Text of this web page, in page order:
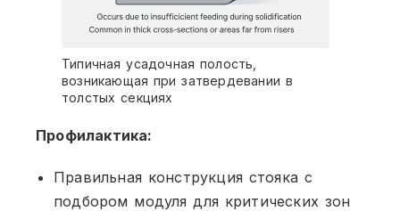
Типичная усадочная полость,
возникающая при затвердевании в
толстых секциях
Профилактика:
Правильная конструкция стояка с
подбором модуля для критических зон